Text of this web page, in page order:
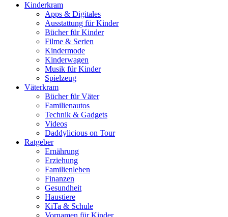
Kinderkram
Apps & Digitales
Ausstattung für Kinder
Bücher für Kinder
Filme & Serien
Kindermode
Kinderwagen
Musik für Kinder
Spielzeug
Väterkram
Bücher für Väter
Familienautos
Technik & Gadgets
Videos
Daddylicious on Tour
Ratgeber
Ernährung
Erziehung
Familienleben
Finanzen
Gesundheit
Haustiere
KiTa & Schule
Vornamen für Kinder